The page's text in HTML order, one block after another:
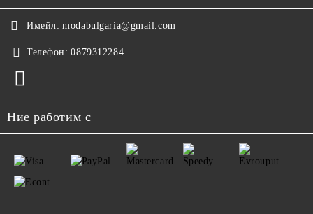
Имейл: modabulgaria@gmail.com
Телефон: 0879312284
Ние работим с